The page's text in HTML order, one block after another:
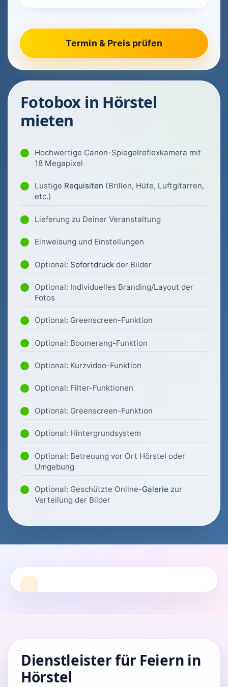
Fotobox in Hörstel
mieten
Hochwertige Canon-Spiegelreflexkamera mit
18 Megapixel
Lustige Requisiten (Brillen, Hüte, Luftgitarren,
etc.)
Lieferung zu Deiner Veranstaltung
Einweisung und Einstellungen
Optional: Sofortdruck der Bilder
Optional: Individuelles Branding/Layout der
Fotos
Optional: Greenscreen-Funktion
Optional: Boomerang-Funktion
Optional: Kurzvideo-Funktion
Optional: Filter-Funktionen
Optional: Greenscreen-Funktion
Optional: Hintergrundsystem
Optional: Betreuung vor Ort Hörstel oder
Umgebung
Optional: Geschützte Online-Galerie zur
Verteilung der Bilder
Dienstleister für Feiern in
Hörstel